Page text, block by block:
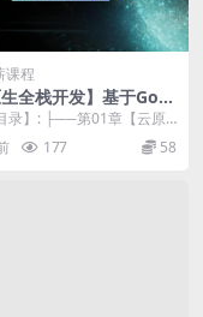
课程
生全栈开发】基于Go和
多集群管理自动化
录】: ├──第01章【云原
发】课程介绍(1小时17分
177 58